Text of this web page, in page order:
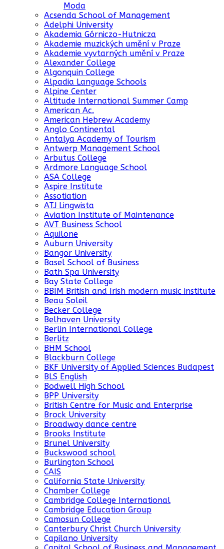
Moda
Acsenda School of Management
Adelphi University
Akademia Górniczo-Hutnicza
Akademie muzických umění v Praze
Akademie vyvtarných umění v Praze
Alexander College
Algonquin College
Alpadia Language Schools
Alpine Center
Altitude International Summer Camp
American Ac.
American Hebrew Academy
Anglo Continental
Antalya Academy of Tourism
Antwerp Management School
Arbutus College
Ardmore Language School
ASA College
Aspire Institute
Assotiation
ATJ Lingwista
Aviation Institute of Maintenance
AVT Business School
Aquilone
Auburn University
Bangor University
Basel School of Business
Bath Spa University
Bay State College
BBIM British and Irish modern music institute
Beau Soleil
Becker College
Belhaven University
Berlin International College
Berlitz
BHM School
Blackburn College
BKF University of Applied Sciences Budapest
BLS English
Bodwell High School
BPP University
British Centre for Music and Enterprise
Brock University
Broadway dance centre
Brooks Institute
Brunel University
Buckswood school
Burlington School
CAIS
California State University
Chamber College
Cambridge College International
Cambridge Education Group
Camosun College
Canterbury Christ Church University
Capilano University